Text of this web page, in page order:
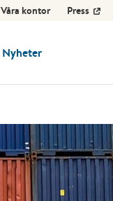
Våra kontor Press
Nyheter